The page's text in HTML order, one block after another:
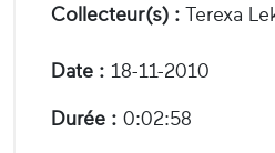
Collecteur(s) : Terexa
Date : 18-11-2010
Durée : 0:02:58